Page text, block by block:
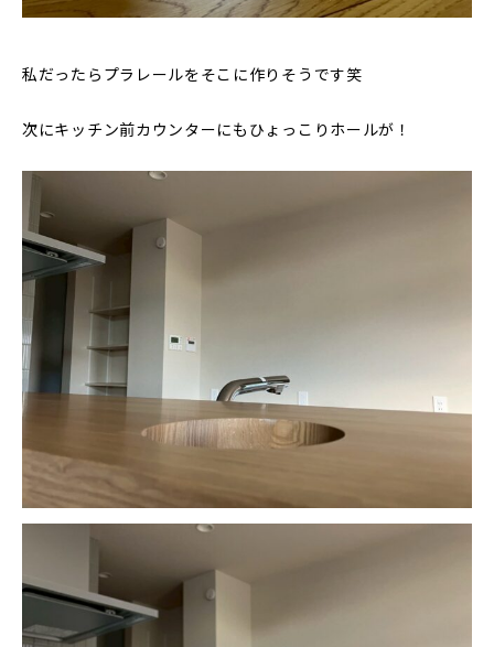
私だったらプラレールをそこに作りそうです笑
次にキッチン前カウンターにもひょっこりホールが！